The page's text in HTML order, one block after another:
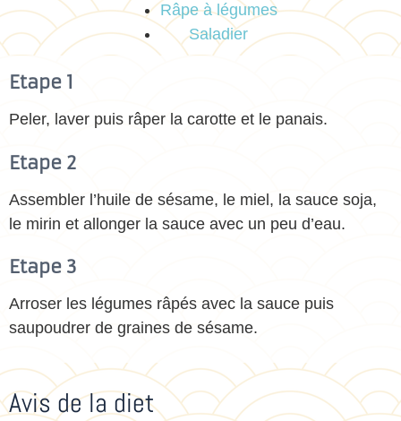
Râpe à légumes
Saladier
Etape 1
Peler, laver puis râper la carotte et le panais.
Etape 2
Assembler l’huile de sésame, le miel, la sauce soja,
le mirin et allonger la sauce avec un peu d’eau.
Etape 3
Arroser les légumes râpés avec la sauce puis
saupoudrer de graines de sésame.
Avis de la diet